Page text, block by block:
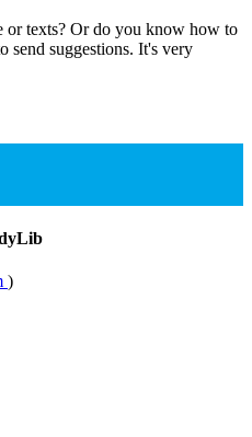
or texts? Or do you know how to
send suggestions. It's very
)